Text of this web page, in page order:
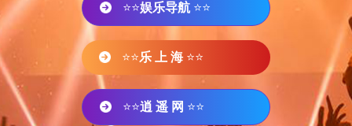
⭐⭐娱乐导航 ⭐⭐
⭐⭐乐 上 海 ⭐⭐
⭐⭐逍 遥 网 ⭐⭐